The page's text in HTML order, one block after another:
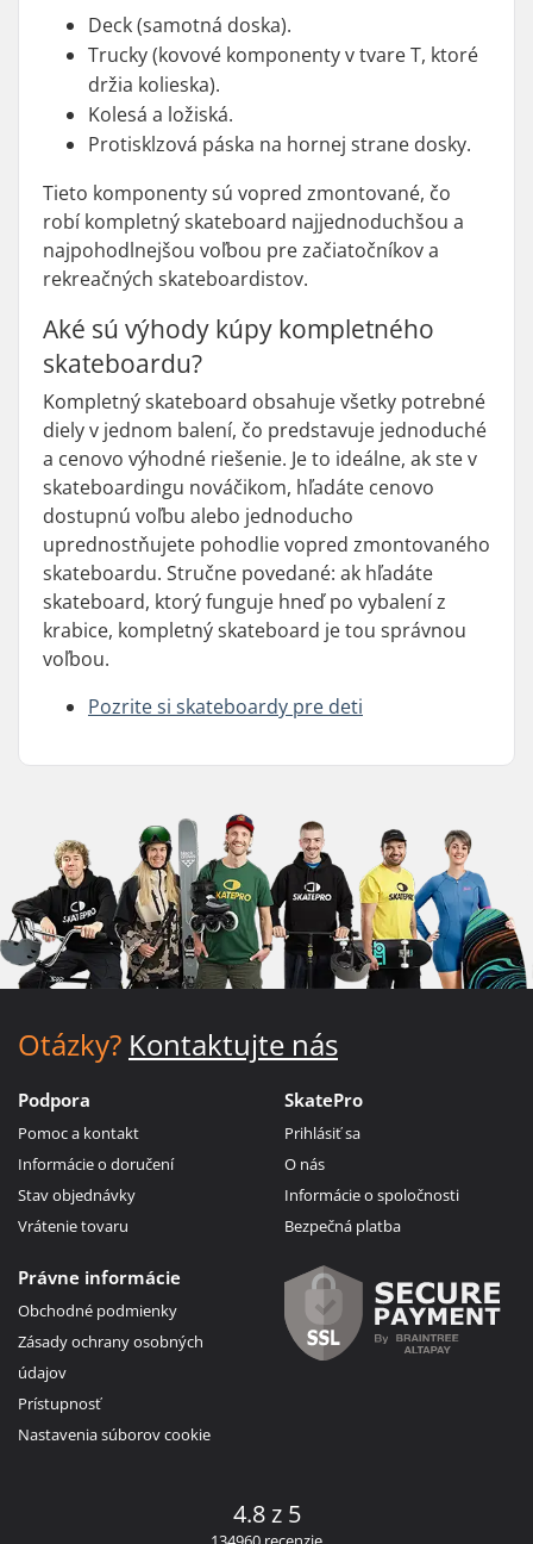
Deck (samotná doska).
Trucky (kovové komponenty v tvare T, ktoré
držia kolieska).
Kolesá a ložiská.
Protisklzová páska na hornej strane dosky.
Tieto komponenty sú vopred zmontované, čo
robí kompletný skateboard najjednoduchšou a
najpohodlnejšou voľbou pre začiatočníkov a
rekreačných skateboardistov.
Aké sú výhody kúpy kompletného
skateboardu?
Kompletný skateboard obsahuje všetky potrebné
diely v jednom balení, čo predstavuje jednoduché
a cenovo výhodné riešenie. Je to ideálne, ak ste v
skateboardingu nováčikom, hľadáte cenovo
dostupnú voľbu alebo jednoducho
uprednostňujete pohodlie vopred zmontovaného
skateboardu. Stručne povedané: ak hľadáte
skateboard, ktorý funguje hneď po vybalení z
krabice, kompletný skateboard je tou správnou
voľbou.
Pozrite si skateboardy pre deti
Otázky? Kontaktujte nás
Podpora
Pomoc a kontakt
Informácie o doručení
Stav objednávky
Vrátenie tovaru
SkatePro
Prihlásiť sa
O nás
Informácie o spoločnosti
Bezpečná platba
Právne informácie
Obchodné podmienky
Zásady ochrany osobných
údajov
Prístupnosť
Nastavenia súborov cookie
4.8 z 5